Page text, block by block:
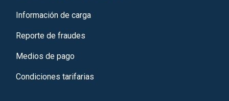
Información de carga
Reporte de fraudes
Medios de pago
Condiciones tarifarias